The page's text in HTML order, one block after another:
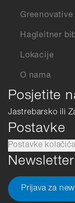
Greenovative
Hagleitner
Lokacije
O nama
Posjetite
Jastrebarsko ili
Postavke
Postavke kolačića
Newsletter
Prijava za